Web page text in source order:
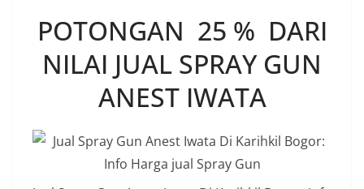
POTONGAN 25 % DARI
NILAI JUAL SPRAY GUN
ANEST IWATA